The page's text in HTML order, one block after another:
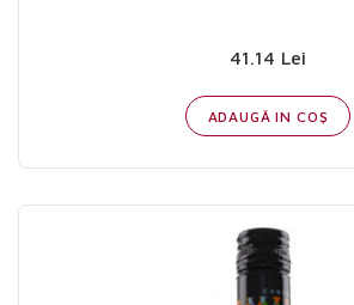
41.14 Lei
ADAUGĂ IN COŞ